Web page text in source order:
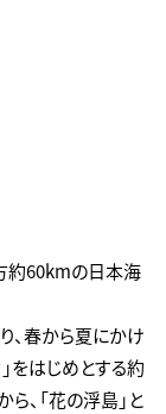
約60kmの日本海
、春から夏にかけ
をはじめとする約
、「花の浮島」と